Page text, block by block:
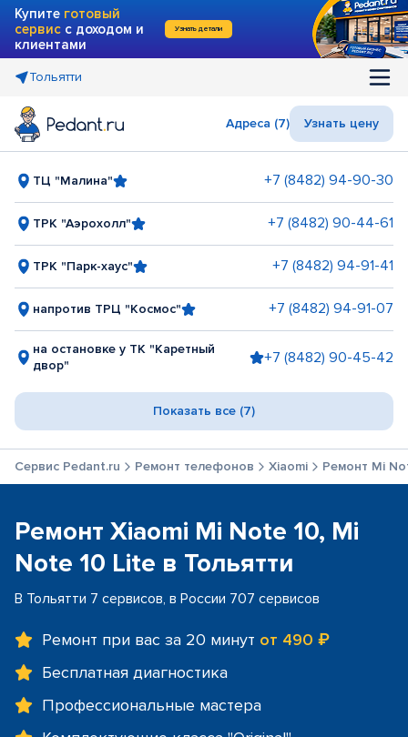
Купите готовый
сервис с доходом и
клиентами
Узнать детали
Тольятти
Адреса (7) Узнать цену
ТЦ "Малина" +7 (8482) 94-90-30
ТРК "Аэрохолл" +7 (8482) 90-44-61
ТРК "Парк-хаус" +7 (8482) 94-91-41
напротив ТРЦ "Космос" +7 (8482) 94-91-07
на остановке у ТК "Каретный
двор"
+7 (8482) 90-45-42
Показать все (7)
Сервис Pedant.ru Ремонт телефонов Xiaomi Ремонт Mi
Ремонт Xiaomi Mi Note 10, Mi
Note 10 Lite в Тольятти
В Тольятти 7 сервисов, в России 707 сервисов
Ремонт при вас за 20 минут от 490 ₽
Бесплатная диагностика
Профессиональные мастера